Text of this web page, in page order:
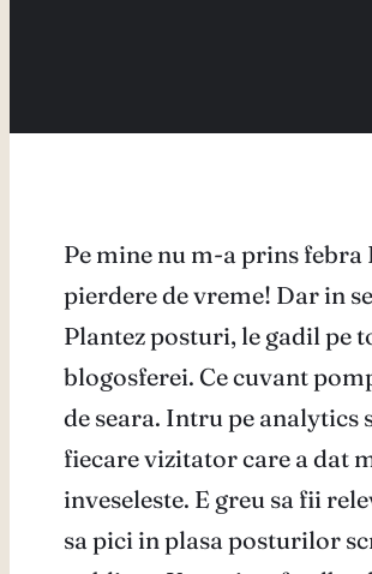
Pe mine nu m-a prins
pierdere de vreme! Dar in
Plantez posturi, le gadil pe
blogosferei. Ce cuvant
de seara. Intru pe analytics
fiecare vizitator care a dat
inveseleste. E greu sa fii
sa pici in plasa posturilor